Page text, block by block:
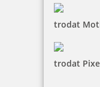
trodat
trodat